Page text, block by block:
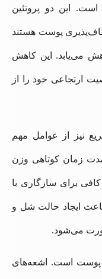
این دو پروتئین
پوست هستند
می‌یابد. این کاهش
ارتجاعی خود را از
نیز از عوامل مهم
زمان کوتاهی وزن
برای سازگاری با
باعث ایجاد حالت شل و
صورت می‌شود.
پوست است. اشعه‌های